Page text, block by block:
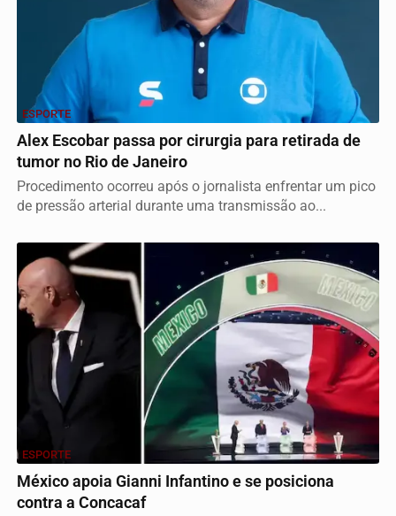
ESPORTE
Alex Escobar passa por cirurgia para retirada de
tumor no Rio de Janeiro
Procedimento ocorreu após o jornalista enfrentar um pico
de pressão arterial durante uma transmissão ao...
ESPORTE
México apoia Gianni Infantino e se posiciona
contra a Concacaf